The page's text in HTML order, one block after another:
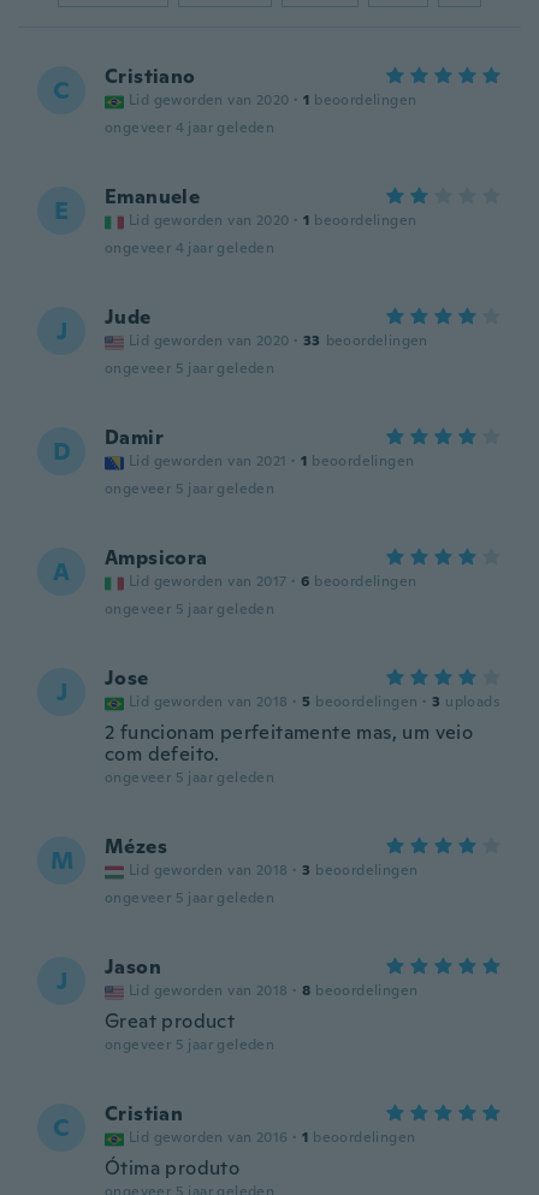
C Cristiano
Lid geworden van 2020 · 1 beoordelingen
ongeveer 4 jaar geleden
E Emanuele
Lid geworden van 2020 · 1 beoordelingen
ongeveer 4 jaar geleden
J Jude
Lid geworden van 2020 · 33 beoordelingen
ongeveer 5 jaar geleden
D Damir
Lid geworden van 2021 · 1 beoordelingen
ongeveer 5 jaar geleden
A Ampsicora
Lid geworden van 2017 · 6 beoordelingen
ongeveer 5 jaar geleden
J Jose
Lid geworden van 2018 · 5 beoordelingen · 3 uploads
2 funcionam perfeitamente mas, um veio
com defeito.
ongeveer 5 jaar geleden
M Mézes
Lid geworden van 2018 · 3 beoordelingen
ongeveer 5 jaar geleden
J Jason
Lid geworden van 2018 · 8 beoordelingen
Great product
ongeveer 5 jaar geleden
C Cristian
Lid geworden van 2016 · 1 beoordelingen
Ótima produto